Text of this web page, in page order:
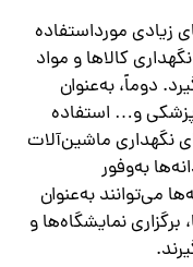
زیادی مورداستفاده
کالاها و مواد
دوماً، به‌عنوان
و… استفاده
نگهداری ماشین‌آلات
به‌وفور
می‌توانند به‌عنوان
نمایشگاه‌ها و